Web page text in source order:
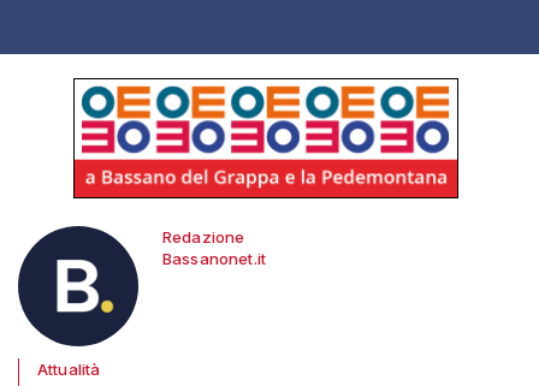
Redazione
Bassanonet.it
Attualità